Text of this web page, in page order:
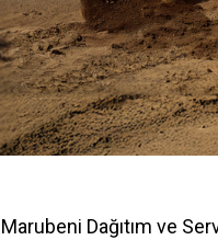
Marubeni Dağıtım ve